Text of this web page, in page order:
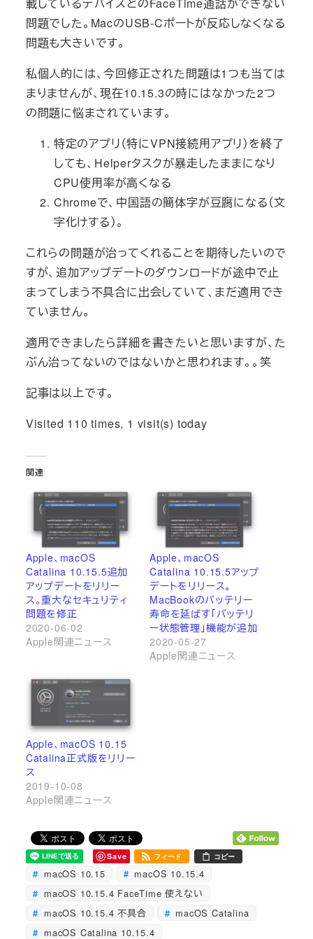
載しているデバイスとのFaceTime通話ができない
問題でした。MacのUSB-Cポートが反応しなくなる
問題も大きいです。
私個人的には、今回修正された問題は1つも当ては
まりませんが、現在10.15.3の時にはなかった2つ
の問題に悩まされています。
特定のアプリ（特にVPN接続用アプリ）を終了
しても、Helperタスクが暴走したままになり
CPU使用率が高くなる
Chromeで、中国語の簡体字が豆腐になる（文
字化けする）。
これらの問題が治ってくれることを期待したいので
すが、追加アップデートのダウンロードが途中で止
まってしまう不具合に出会していて、まだ適用でき
ていません。
適用できましたら詳細を書きたいと思いますが、た
ぶん治ってないのではないかと思われます。。笑
記事は以上です。
Visited 110 times, 1 visit(s) today
関連
Apple、macOS
Catalina 10.15.5追加
アップデートをリリー
ス。重大なセキュリティ
問題を修正
2020-06-02
Apple関連ニュース
Apple、macOS
Catalina 10.15.5アップ
デートをリリース。
MacBookのバッテリー
寿命を延ばす「バッテリ
ー状態管理」機能が追加
2020-05-27
Apple関連ニュース
Apple、macOS 10.15
Catalina正式版をリリー
ス
2019-10-08
Apple関連ニュース
Save フィード コピー
macOS 10.15
macOS 10.15.4
macOS 10.15.4 FaceTime 使えない
macOS 10.15.4 不具合
macOS Catalina
macOS Catalina 10.15.4